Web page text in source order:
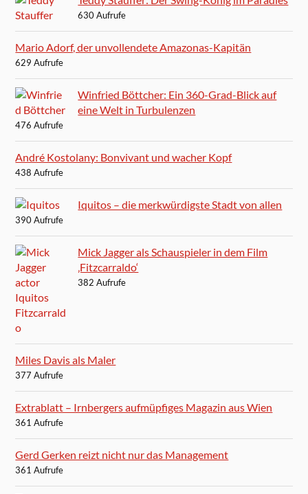
630 Aufrufe
Mario Adorf, der unvollendete Amazonas-Kapitän
629 Aufrufe
Winfried Böttcher: Ein 360-Grad-Blick auf
eine Welt in Turbulenzen
476 Aufrufe
André Kostolany: Bonvivant und wacher Kopf
438 Aufrufe
Iquitos – die merkwürdigste Stadt von allen
390 Aufrufe
Mick Jagger als Schauspieler in dem Film
‚Fitzcarraldo‘
382 Aufrufe
Miles Davis als Maler
377 Aufrufe
Extrablatt – Irnbergers aufmüpfiges Magazin aus Wien
361 Aufrufe
Gerd Gerken reizt nicht nur das Management
361 Aufrufe